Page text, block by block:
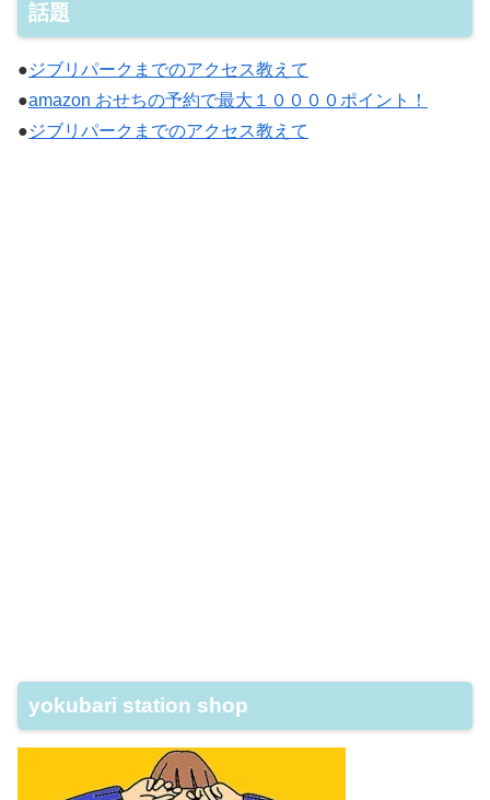
話題
●ジブリパークまでのアクセス教えて
●amazon おせちの予約で最大１００００ポイント！
●ジブリパークまでのアクセス教えて
yokubari station shop